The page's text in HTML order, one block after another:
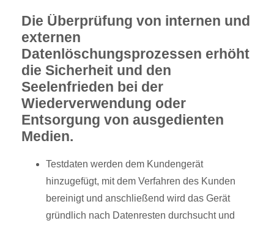
Die Überprüfung von internen und
externen
Datenlöschungsprozessen erhöht
die Sicherheit und den
Seelenfrieden bei der
Wiederverwendung oder
Entsorgung von ausgedienten
Medien.
Testdaten werden dem Kundengerät
hinzugefügt, mit dem Verfahren des Kunden
bereinigt und anschließend wird das Gerät
gründlich nach Datenresten durchsucht und